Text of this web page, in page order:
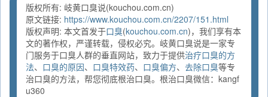
版权所有: 岐黄口臭说(kouchou.com.cn)
原文链接: https://www.kouchou.com.cn/2207/151.html
版权声明: 本文首发于口臭(kouchou.com.cn)，我们享有本
文的著作权，严谨转载，侵权必究。岐黄口臭说是一家专
门服务于口臭人群的垂直网站，致力于提供治疗口臭的方
法、 口臭的原因、 口臭特效药、 口臭偏方、 去除口臭等专
治口臭的方法，帮您彻底根治口臭。根治口臭微信：kangf
u360